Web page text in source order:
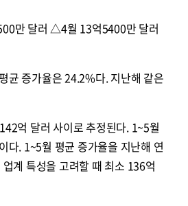
만 달러 △4월 13억5400만 달러
균 증가율은 24.2%다. 지난해 같은
억 달러 사이로 추정된다. 1~5월
다. 1~5월 평균 증가율을 지난해 연
계 특성을 고려할 때 최소 136억